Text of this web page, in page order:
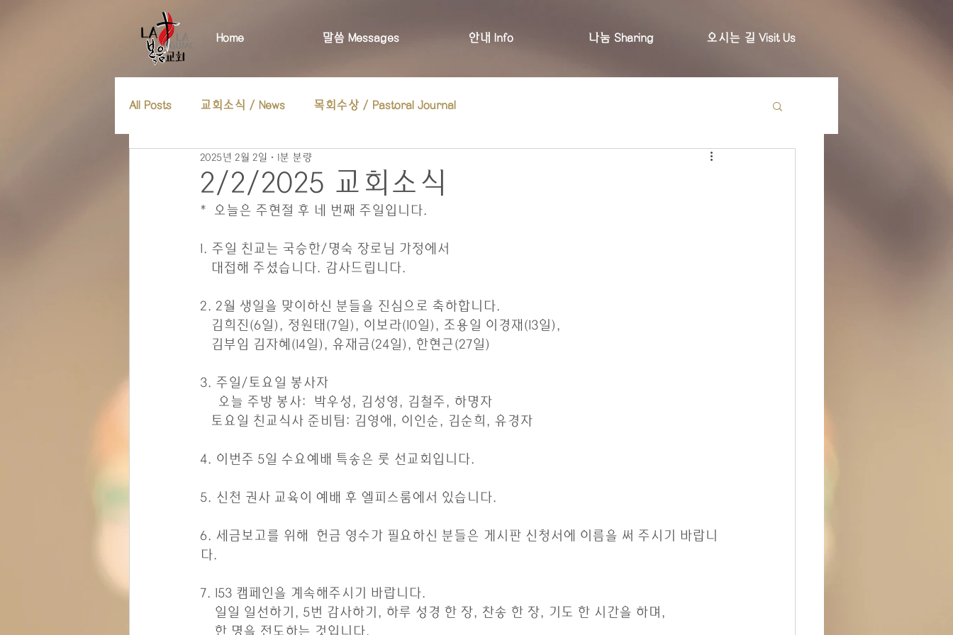
Home 말씀 Messages 안내 Info 나눔 Sharing 오시는 길 Visit Us
All Posts 교회소식 / News 목회수상 / Pastoral Journal
2/2/2025 교회소식
2025년 2월 2일 1분 분량
*  오늘은 주현절 후 네 번째 주일입니다.
1. 주일 친교는 국승한/명숙 장로님 가정에서
   대접해 주셨습니다. 감사드립니다.
2. 2월 생일을 맞이하신 분들을 진심으로 축하합니다.
   김희진(6일), 정원태(7일), 이보라(10일), 조용일 이경재(13일),
   김부임 김자혜(14일), 유재금(24일), 한현근(27일)
3. 주일/토요일 봉사자
     오늘 주방 봉사:  박우성, 김성영, 김철주, 하명자
   토요일 친교식사 준비팀: 김영애, 이인순, 김순희, 유경자
4. 이번주 5일 수요예배 특송은 룻 선교회입니다.
5. 신천 권사 교육이 예배 후 엘피스룸에서 있습니다.
6. 세금보고를 위해  헌금 영수가 필요하신 분들은 게시판 신청서에 이름을 써 주시기 바랍니
다.
7. 153 캠페인을 계속해주시기 바랍니다.
    일일 일선하기, 5번 감사하기, 하루 성경 한 장, 찬송 한 장, 기도 한 시간을 하며,
    한 명을 전도하는 것입니다.